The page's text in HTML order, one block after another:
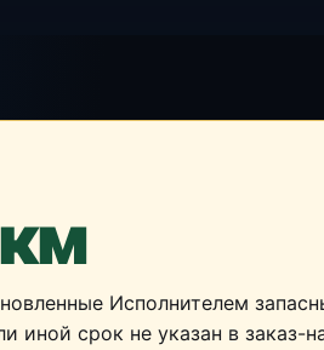
Исполнителем
иной срок не указан в заказ-